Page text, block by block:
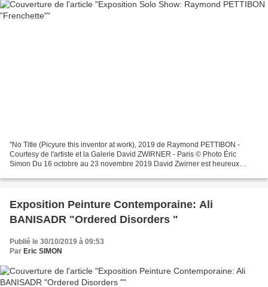
"No Title (Picyure this inventor at work), 2019 de Raymond PETTIBON -
Courtesy de l'artiste et la Galerie David ZWIRNER - Paris © Photo Éric
Simon Du 16 octobre au 23 novembre 2019 David Zwirner est heureux
Exposition Peinture Contemporaine: Ali
BANISADR "Ordered Disorders "
Publié le 30/10/2019 à 09:53
Par Eric SIMON